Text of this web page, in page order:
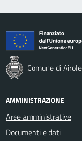
Comune di Airole
AMMINISTRAZIONE
Aree amministrative
Documenti e dati